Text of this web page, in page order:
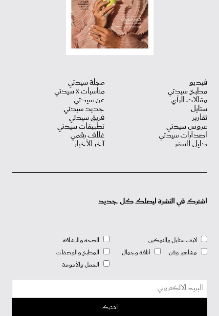
فيديو
مطبخ سيدتي
مقالات الرأي
ستايل
تقارير
عروس سيدتي
اصدارات سيدتي
دليل السفر
مجلة سيدتي
مناسبات X سيدتي
عن سيدتي
جديد سيدتي
فريق سيدتي
تطبيقات سيدتي
غلاف رقمي
آخر الأخبار
اشترك في النشرة ليصلك كل جديد
لايف ستايل والتمكين
مشاهير وفن
أناقة وجمال
الصحة والرشاقة
المطبخ والوصفات
الحمل والأمومة